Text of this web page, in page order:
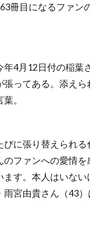
冊目になるファン
4月12日付の稲葉
張ってある。添え
。
に張り替えられ
ファンへの愛情
す。本人はいな
宮由貴さん（43）